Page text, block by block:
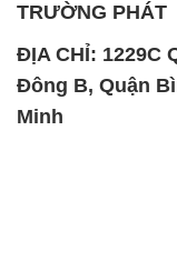
TRƯỜNG PHÁT
ĐỊA CHỈ: 1229C
Đông B, Quận
Minh